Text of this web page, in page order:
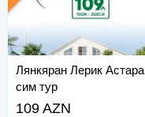
Лянкяран Лерик Астара
сим тур
109 AZN